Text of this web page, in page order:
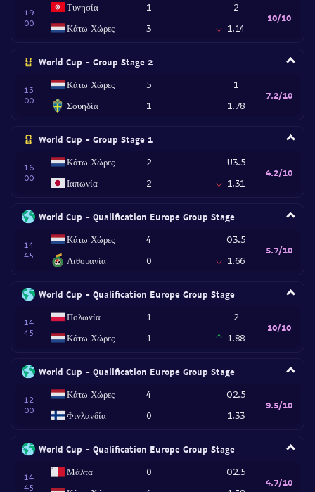
19
00
Τυνησία
Κάτω Χώρες
1
3
2
1.14
10/10
World Cup - Group Stage 2
13
00
Κάτω Χώρες
Σουηδία
5
1
1
1.78
7.2/10
World Cup - Group Stage 1
16
00
Κάτω Χώρες
Ιαπωνία
2
2
U3.5
1.31
4.2/10
World Cup - Qualification Europe Group Stage
14
45
Κάτω Χώρες
Λιθουανία
4
0
O3.5
1.66
5.7/10
World Cup - Qualification Europe Group Stage
14
45
Πολωνία
Κάτω Χώρες
1
1
2
1.88
10/10
World Cup - Qualification Europe Group Stage
12
00
Κάτω Χώρες
Φινλανδία
4
0
O2.5
1.33
9.5/10
World Cup - Qualification Europe Group Stage
14
45
Μάλτα
0
O2.5
4.7/10